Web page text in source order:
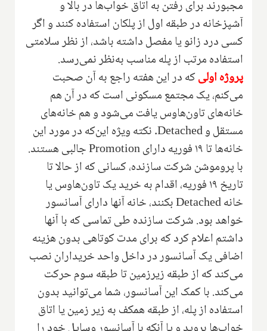
مجبورند برای رفتن به اتاق خواب‌ها در بالا و
آشپزخانه در طبقه اول از پلکان استفاده کنند و اگر
کسی درد زانو یا مفصل داشته باشد، از نظر سلامتی
استفاده مرتب از پله مناسب به‌نظر نمی‌رسد.
پروژه اولیکه در این هفته راجع به آن صحبت
می‌کنم، یک مجتمع مسکونی است که در آن هم
خانه‌های تاون‌هاوس یافت می‌شود و هم خانه‌های
مستقل وDetached. نکته ویژه‌ این‌که در مورد این
خانه‌ها تا ۱۹ فوریه دارای
Promotionجالبی هستند.
با پروموشن شرکت سازنده، کسانی که از حالا تا
تاریخ ۱۹ فوریه، اقدام به خرید یک تاون‌هاوس یا
خانهDetachedبکنند، خانه آنها دارای آسانسور
خواهد بود. شرکت سازنده طی تماسی که با آنها
داشتم اعلام کرد که برای مدت کوتاهی بدون هزینه
اضافی یک آسانسور در داخل واحد خریداران نصب
می‌کند که از طبقه زیر‌زمین تا طبقه سوم حرکت
می‌کند. با کمک این آسانسور، شما می‌توانید بدون
استفاده از پله، از طبقه همکف به زیر زمین یا اتاق